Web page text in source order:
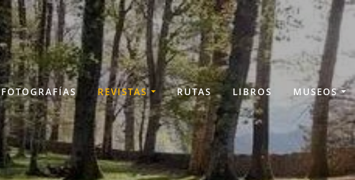
FOTOGRAFÍAS REVISTAS RUTAS LIBROS MUSEOS